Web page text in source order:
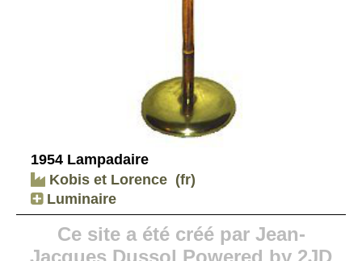
1954 Lampadaire
Kobis et Lorence (fr)
Luminaire
Ce site a été créé par Jean-